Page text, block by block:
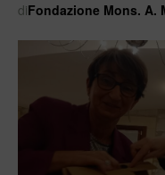
diFondazione Mons. A.